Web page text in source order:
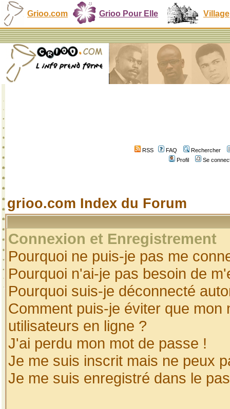
Grioo.com Grioo Pour Elle Village
RSS FAQ
Rechercher
Profil
Se
grioo.com Index du Forum
Connexion et Enregistrement
Pourquoi ne puis-je pas me
Pourquoi n'ai-je pas besoin de
Pourquoi suis-je déconnecté
Comment puis-je éviter que
utilisateurs en ligne ?
J'ai perdu mon mot de passe !
Je me suis inscrit mais ne peux
Je me suis enregistré dans le